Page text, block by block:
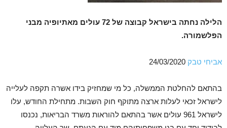
הלילה נחתה בישראל קבוצה של 72 עולים מאתיופיה מבני
הפלשמורה.
אביחי טבק
בהתאם להחלטת הממשלה, כל מי שמחזיק בידו אשרה תקפה לעלייה
לישראל זכאי לעלות ארצה מתוקף חוק השבות. מתחילת החודש, עלו
לישראל 961 עולים אשר בהתאם להוראות משרד הבריאות, נכנסו